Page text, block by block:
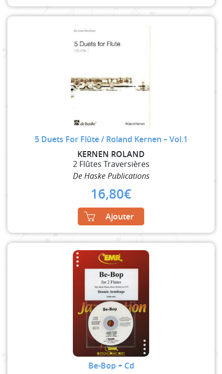
5 Duets For Flûte / Roland Kernen – Vol.1
KERNEN ROLAND
2 Flûtes Traversières
De Haske Publications
16,80€
Ajouter
Be-Bop + Cd